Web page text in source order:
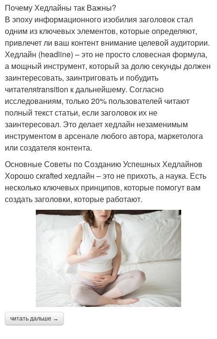
Почему Хедлайны так Важны?
В эпоху информационного изобилия заголовок стал
одним из ключевых элементов, которые определяют,
привлечет ли ваш контент внимание целевой аудитории.
Хедлайн (headline) – это не просто словесная формула,
а мощный инструмент, который за долю секунды должен
заинтересовать, заинтриговать и побудить
читателяtransition к дальнейшему. Согласно
исследованиям, только 20% пользователей читают
полный текст статьи, если заголовок их не
заинтересовал. Это делает хедлайн незаменимым
инструментом в арсенале любого автора, маркетолога
или создателя контента.
Основные Советы по Созданию Успешных Хедлайнов
Хорошо скrafted хедлайн – это не прихоть, а наука. Есть
несколько ключевых принципов, которые помогут вам
создать заголовки, которые работают.
читать дальше →